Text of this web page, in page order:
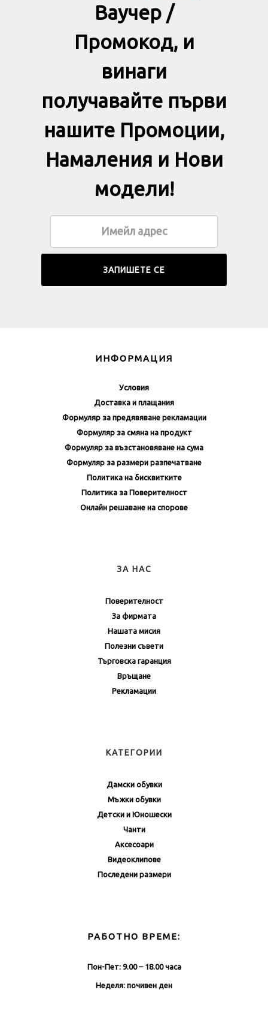
Ваучер /
Промокод, и
винаги
получавайте първи
нашите Промоции,
Намаления и Нови
модели!
ИНФОРМАЦИЯ
Условия
Доставка и плащания
Формуляр за предявяване рекламации
Формуляр за смяна на продукт
Формуляр за възстановяване на сума
Формуляр за размери разпечатване
Политика на бисквитките
Политика за Поверителност
Онлайн решаване на спорове
ЗА НАС
Поверителност
За фирмата
Нашата мисия
Полезни съвети
Търговска гаранция
Връщане
Рекламации
КАТЕГОРИИ
Дамски обувки
Мъжки обувки
Детски и Юношески
Чанти
Аксесоари
Видеоклипове
Последени размери
РАБОТНО ВРЕМЕ:
Пон-Пет: 9.00 – 18.00 часа
Неделя: почивен ден